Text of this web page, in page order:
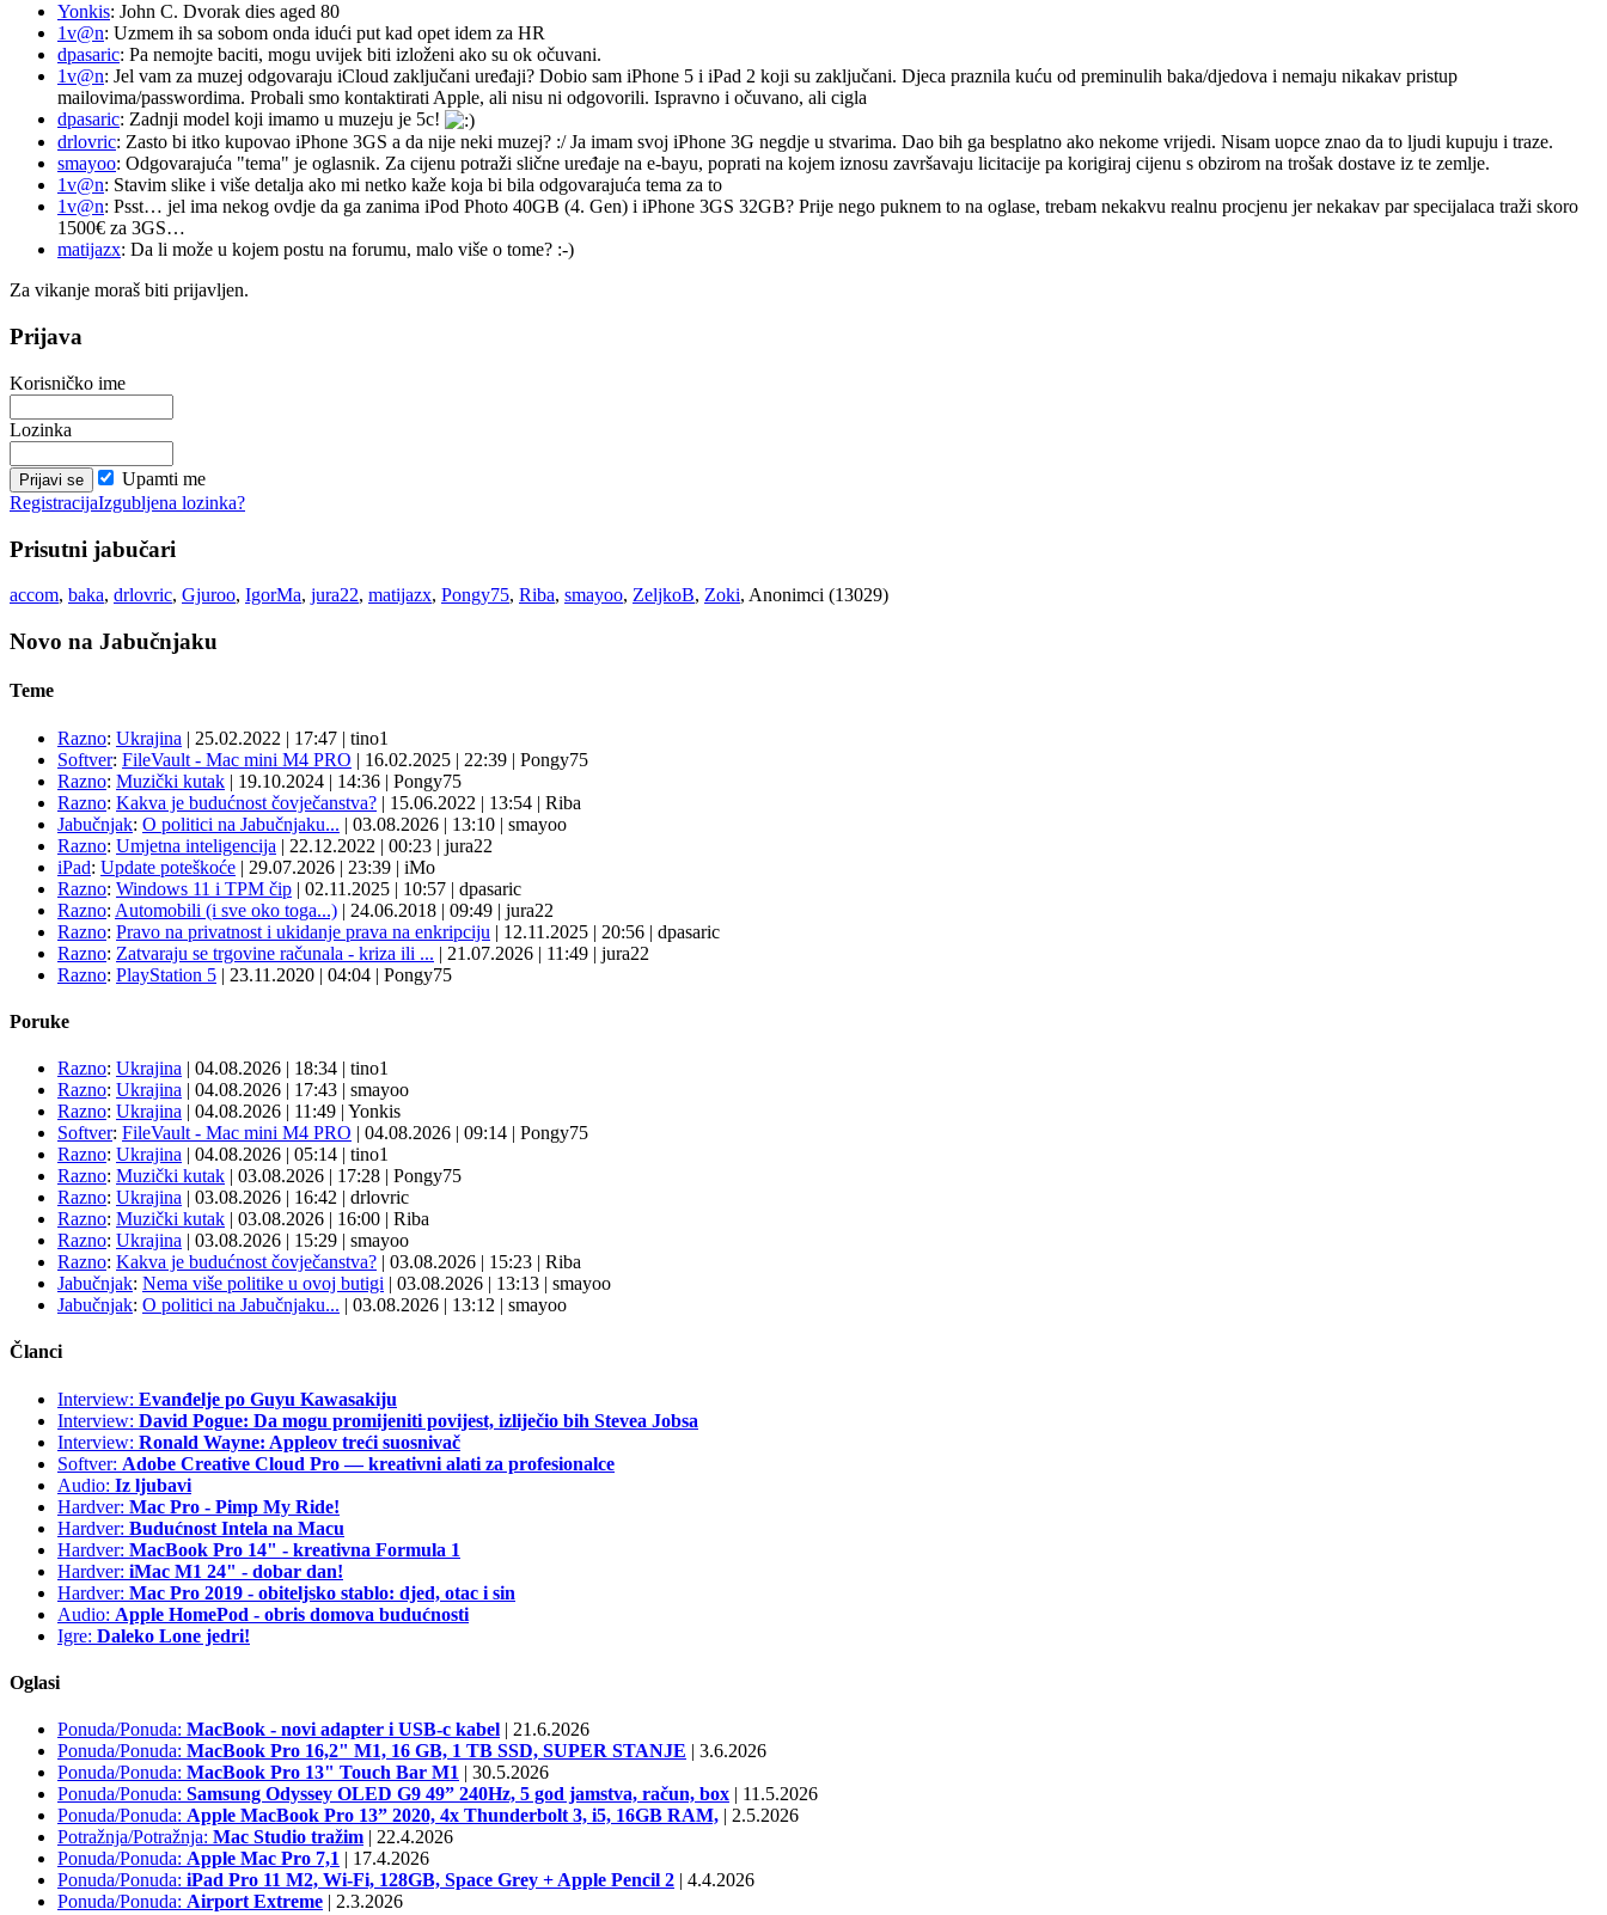
Yonkis: John C. Dvorak dies aged 80
1v@n: Uzmem ih sa sobom onda idući put kad opet idem za HR
dpasaric: Pa nemojte baciti, mogu uvijek biti izloženi ako su ok očuvani.
1v@n: Jel vam za muzej odgovaraju iCloud zaključani uređaji? Dobio sam iPhone 5 i iPad 2 koji su zaključani. Djeca praznila kuću od preminulih baka/djedova i nemaju nikakav pristup
mailovima/passwordima. Probali smo kontaktirati Apple, ali nisu ni odgovorili. Ispravno i očuvano, ali cigla
dpasaric: Zadnji model koji imamo u muzeju je 5c!
drlovric: Zasto bi itko kupovao iPhone 3GS a da nije neki muzej? :/ Ja imam svoj iPhone 3G negdje u stvarima. Dao bih ga besplatno ako nekome vrijedi. Nisam uopce znao da to ljudi kupuju i traze.
smayoo: Odgovarajuća "tema" je oglasnik. Za cijenu potraži slične uređaje na e-bayu, poprati na kojem iznosu završavaju licitacije pa korigiraj cijenu s obzirom na trošak dostave iz te zemlje.
1v@n: Stavim slike i više detalja ako mi netko kaže koja bi bila odgovarajuća tema za to
1v@n: Psst… jel ima nekog ovdje da ga zanima iPod Photo 40GB (4. Gen) i iPhone 3GS 32GB? Prije nego puknem to na oglase, trebam nekakvu realnu procjenu jer nekakav par specijalaca traži skoro
1500€ za 3GS…
matijazx: Da li može u kojem postu na forumu, malo više o tome? :-)
Za vikanje moraš biti prijavljen.
Prijava
Korisničko ime
Lozinka
Upamti me
RegistracijaIzgubljena lozinka?
Prisutni jabučari
accom, baka, drlovric, Gjuroo, IgorMa, jura22, matijazx, Pongy75, Riba, smayoo, ZeljkoB, Zoki, Anonimci (13029)
Novo na Jabučnjaku
Teme
Razno: Ukrajina | 25.02.2022 | 17:47 | tino1
Softver: FileVault - Mac mini M4 PRO | 16.02.2025 | 22:39 | Pongy75
Razno: Muzički kutak | 19.10.2024 | 14:36 | Pongy75
Razno: Kakva je budućnost čovječanstva? | 15.06.2022 | 13:54 | Riba
Jabučnjak: O politici na Jabučnjaku... | 03.08.2026 | 13:10 | smayoo
Razno: Umjetna inteligencija | 22.12.2022 | 00:23 | jura22
iPad: Update poteškoće | 29.07.2026 | 23:39 | iMo
Razno: Windows 11 i TPM čip | 02.11.2025 | 10:57 | dpasaric
Razno: Automobili (i sve oko toga...) | 24.06.2018 | 09:49 | jura22
Razno: Pravo na privatnost i ukidanje prava na enkripciju | 12.11.2025 | 20:56 | dpasaric
Razno: Zatvaraju se trgovine računala - kriza ili ... | 21.07.2026 | 11:49 | jura22
Razno: PlayStation 5 | 23.11.2020 | 04:04 | Pongy75
Poruke
Razno: Ukrajina | 04.08.2026 | 18:34 | tino1
Razno: Ukrajina | 04.08.2026 | 17:43 | smayoo
Razno: Ukrajina | 04.08.2026 | 11:49 | Yonkis
Softver: FileVault - Mac mini M4 PRO | 04.08.2026 | 09:14 | Pongy75
Razno: Ukrajina | 04.08.2026 | 05:14 | tino1
Razno: Muzički kutak | 03.08.2026 | 17:28 | Pongy75
Razno: Ukrajina | 03.08.2026 | 16:42 | drlovric
Razno: Muzički kutak | 03.08.2026 | 16:00 | Riba
Razno: Ukrajina | 03.08.2026 | 15:29 | smayoo
Razno: Kakva je budućnost čovječanstva? | 03.08.2026 | 15:23 | Riba
Jabučnjak: Nema više politike u ovoj butigi | 03.08.2026 | 13:13 | smayoo
Jabučnjak: O politici na Jabučnjaku... | 03.08.2026 | 13:12 | smayoo
Članci
Interview: Evanđelje po Guyu Kawasakiju
Interview: David Pogue: Da mogu promijeniti povijest, izliječio bih Stevea Jobsa
Interview: Ronald Wayne: Appleov treći suosnivač
Softver: Adobe Creative Cloud Pro — kreativni alati za profesionalce
Audio: Iz ljubavi
Hardver: Mac Pro - Pimp My Ride!
Hardver: Budućnost Intela na Macu
Hardver: MacBook Pro 14" - kreativna Formula 1
Hardver: iMac M1 24" - dobar dan!
Hardver: Mac Pro 2019 - obiteljsko stablo: djed, otac i sin
Audio: Apple HomePod - obris domova budućnosti
Igre: Daleko Lone jedri!
Oglasi
Ponuda/Ponuda: MacBook - novi adapter i USB-c kabel | 21.6.2026
Ponuda/Ponuda: MacBook Pro 16,2" M1, 16 GB, 1 TB SSD, SUPER STANJE | 3.6.2026
Ponuda/Ponuda: MacBook Pro 13" Touch Bar M1 | 30.5.2026
Ponuda/Ponuda: Samsung Odyssey OLED G9 49” 240Hz, 5 god jamstva, račun, box | 11.5.2026
Ponuda/Ponuda: Apple MacBook Pro 13” 2020, 4x Thunderbolt 3, i5, 16GB RAM, | 2.5.2026
Potražnja/Potražnja: Mac Studio tražim | 22.4.2026
Ponuda/Ponuda: Apple Mac Pro 7,1 | 17.4.2026
Ponuda/Ponuda: iPad Pro 11 M2, Wi-Fi, 128GB, Space Grey + Apple Pencil 2 | 4.4.2026
Ponuda/Ponuda: Airport Extreme | 2.3.2026